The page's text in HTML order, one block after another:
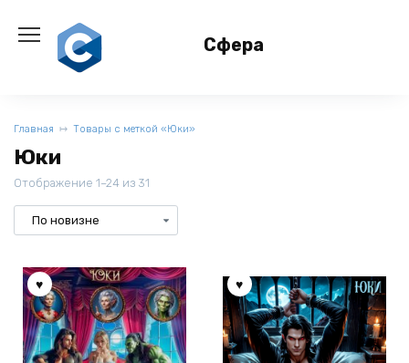
содержанию
Сфера
Главная Товары с меткой «Юки»
Юки
Отображение 1–24 из 31